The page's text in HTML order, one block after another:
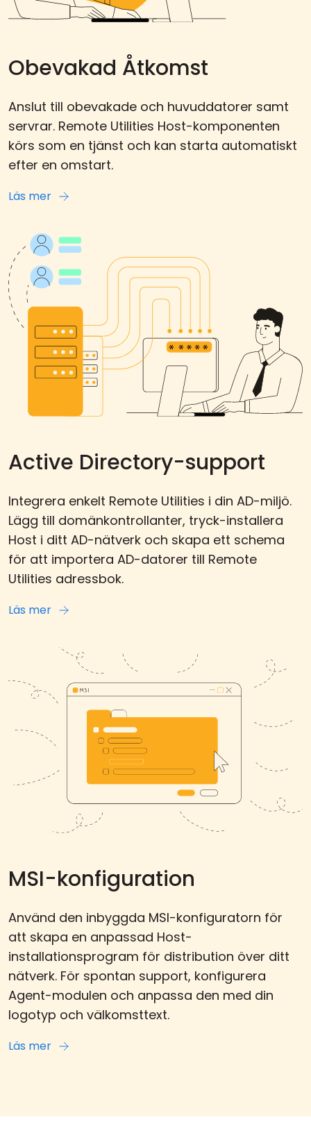
Obevakad Åtkomst
Anslut till obevakade och huvuddatorer samt
servrar. Remote Utilities Host-komponenten
körs som en tjänst och kan starta automatiskt
efter en omstart.
Läs mer
Active Directory-support
Integrera enkelt Remote Utilities i din AD-miljö.
Lägg till domänkontrollanter, tryck-installera
Host i ditt AD-nätverk och skapa ett schema
för att importera AD-datorer till Remote
Utilities adressbok.
Läs mer
MSI-konfiguration
Använd den inbyggda MSI-konfiguratorn för
att skapa en anpassad Host-
installationsprogram för distribution över ditt
nätverk. För spontan support, konfigurera
Agent-modulen och anpassa den med din
logotyp och välkomsttext.
Läs mer